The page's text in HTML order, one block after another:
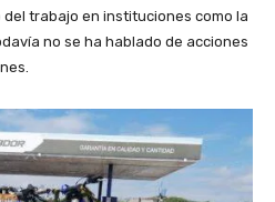
trabajo en instituciones como la
no se ha hablado de acciones